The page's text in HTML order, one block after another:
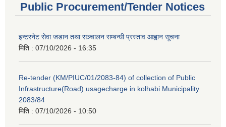
Public Procurement/Tender Notices
इन्टरनेट सेवा जडान तथा सञ्चालन सम्बन्धी प्रस्ताव आह्वान सूचना
मिति : 07/10/2026 - 16:35
Re-tender (KM/PIUC/01/2083-84) of collection of Public
Infrastructure(Road) usagecharge in kolhabi Municipality
2083/84
मिति : 07/10/2026 - 10:50